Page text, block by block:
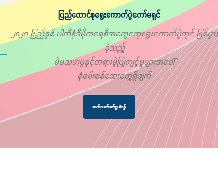
ပြည်ထောင်စုရွေးကောက်ပွဲကော်မရှင်
၂၀၂၀ ပြည့်နှစ် ပါတီစုံဒီမိုကရေစီအထွေထွေရွေးကောက်ပွဲတွင် ဖြစ်ပွား
ခဲ့သည့်
မဲမသမာမှုနှင့်တရားမဲ့ပြုကျင့်မှုများအပေါ်
စုံစမ်းစစ်ဆေးတွေ့ရှိချက်
ဆက်လက်ဖတ်ရှုပါရန်